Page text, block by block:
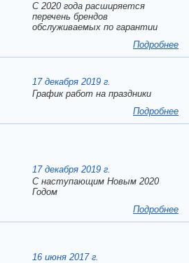
С 2020 года расширяется
перечень брендов
обслуживаемых по гарантии
Подробнее
17 декабря 2019 г.
График работ на праздники
Подробнее
17 декабря 2019 г.
C наступающим Новым 2020
Годом
Подробнее
16 июня 2017 г.